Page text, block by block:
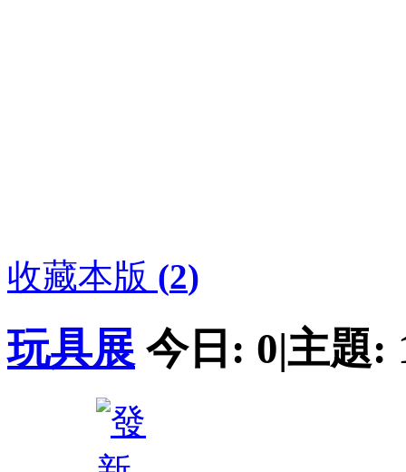
收藏本版 (2)
玩具展 今日: 0|主題: